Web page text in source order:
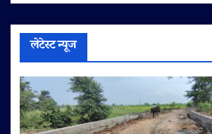
लेटेस्ट न्यूज